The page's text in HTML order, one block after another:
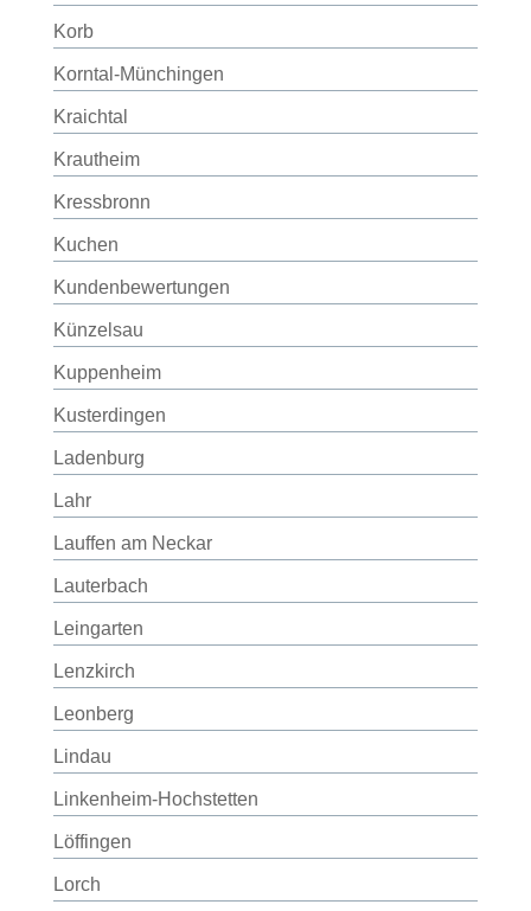
Korb
Korntal-Münchingen
Kraichtal
Krautheim
Kressbronn
Kuchen
Kundenbewertungen
Künzelsau
Kuppenheim
Kusterdingen
Ladenburg
Lahr
Lauffen am Neckar
Lauterbach
Leingarten
Lenzkirch
Leonberg
Lindau
Linkenheim-Hochstetten
Löffingen
Lorch